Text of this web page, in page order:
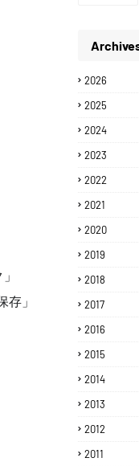
」
2026
2025
2024
2023
2022
2021
2020
2019
2018
2017
2016
2015
2014
2013
2012
2011